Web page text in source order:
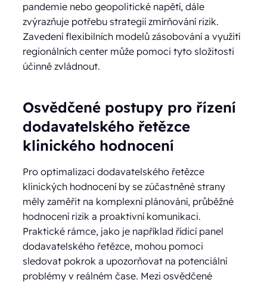
pandemie nebo geopolitické napětí, dále
zvýrazňuje potřebu strategií zmírňování rizik.
Zavedení flexibilních modelů zásobování a využití
regionálních center může pomoci tyto složitosti
účinně zvládnout.
Osvědčené postupy pro řízení
dodavatelského řetězce
klinického hodnocení
Pro optimalizaci dodavatelského řetězce
klinických hodnocení by se zúčastněné strany
měly zaměřit na komplexní plánování, průběžné
hodnocení rizik a proaktivní komunikaci.
Praktické rámce, jako je například řídicí panel
dodavatelského řetězce, mohou pomoci
sledovat pokrok a upozorňovat na potenciální
problémy v reálném čase. Mezi osvědčené